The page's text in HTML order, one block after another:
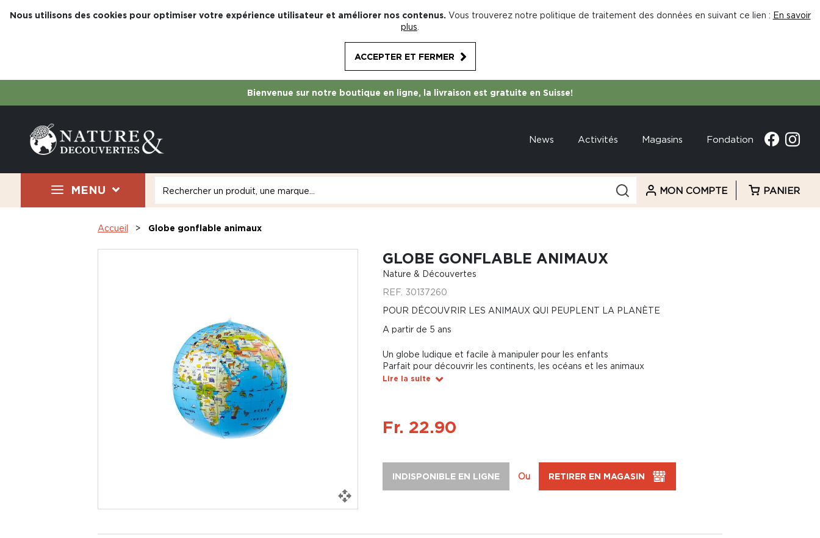
Nous utilisons des cookies pour optimiser votre expérience utilisateur et améliorer nos contenus. Vous trouverez notre politique de traitement des données en suivant ce lien : En savoir
plus
ACCEPTER ET FERMER
Bienvenue sur notre boutique en ligne, la livraison est gratuite en Suisse!
News Activités Magasins Fondation
MENU MON COMPTE PANIER
Accueil Globe gonflable animaux
GLOBE GONFLABLE ANIMAUX
Nature & Découvertes
REF. 30137260
POUR DÉCOUVRIR LES ANIMAUX QUI PEUPLENT LA PLANÈTE
A partir de 5 ans
Un globe ludique et facile à manipuler pour les enfants
Parfait pour découvrir les continents, les océans et les animaux
Lire la suite
Fr. 22.90
INDISPONIBLE EN LIGNE Ou RETIRER EN MAGASIN